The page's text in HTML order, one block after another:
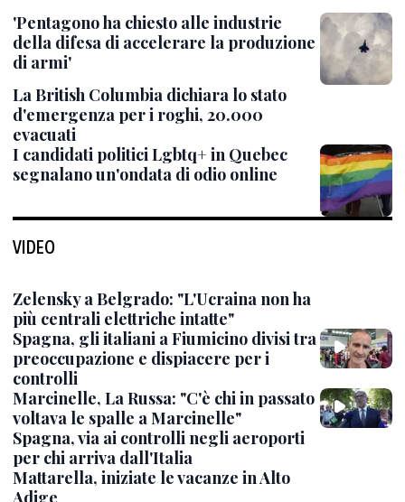
'Pentagono ha chiesto alle industrie
della difesa di accelerare la produzione
di armi'
La British Columbia dichiara lo stato
d'emergenza per i roghi, 20.000
evacuati
I candidati politici Lgbtq+ in Quebec
segnalano un'ondata di odio online
VIDEO
Zelensky a Belgrado: "L'Ucraina non ha
più centrali elettriche intatte"
Spagna, gli italiani a Fiumicino divisi tra
preoccupazione e dispiacere per i
controlli
Marcinelle, La Russa: "C'è chi in passato
voltava le spalle a Marcinelle"
Spagna, via ai controlli negli aeroporti
per chi arriva dall'Italia
Mattarella, iniziate le vacanze in Alto